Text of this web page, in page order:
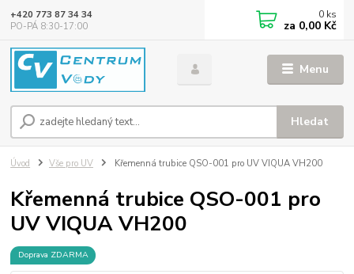
Menu
Hledat
+420 773 87 34 34
PO-PÁ 8:30-17:00
0 ks
za 0,00 Kč
Úvod Vše pro UV Křemenná trubice QSO-001 pro UV VIQUA VH200
Křemenná trubice QSO-001 pro
UV VIQUA VH200
Doprava ZDARMA